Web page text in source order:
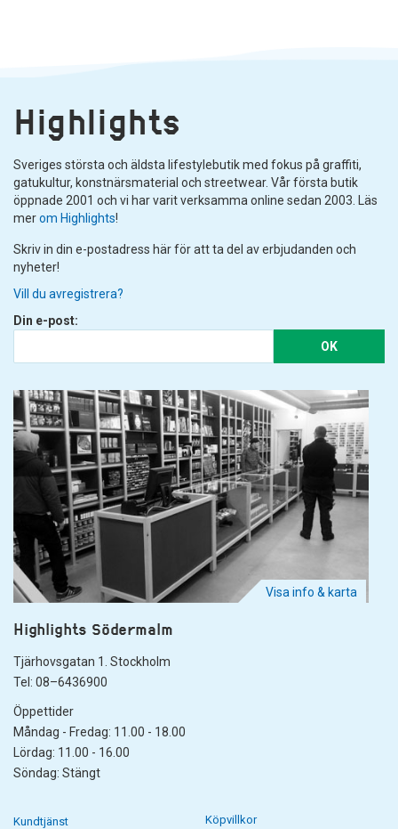
Highlights
Sveriges största och äldsta lifestylebutik med fokus på graffiti,
gatukultur, konstnärsmaterial och streetwear. Vår första butik
öppnade 2001 och vi har varit verksamma online sedan 2003. Läs
merom Highlights!
Skriv in din e-postadress här för att ta del av erbjudanden och
nyheter!
Vill du avregistrera?
Din e-post:
OK
Visa info & karta
Highlights Södermalm
Tjärhovsgatan 1. Stockholm
Tel: 08–6436900
Öppettider
Måndag - Fredag: 11.00 - 18.00
Lördag: 11.00 - 16.00
Söndag: Stängt
Kundtjänst
Köpvillkor